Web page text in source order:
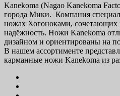
Kanekoma (Nagao Kanekoma
города Мики. Компания
ножах Хогоноками, сочетающих
надёжность. Ножи Kanekoma
дизайном и ориентированы на
В нашем ассортименте
карманные ножи Kanekoma из